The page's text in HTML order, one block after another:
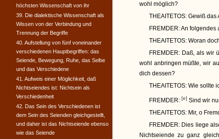
wohl möglich?
THEAITETOS: Gewiß das
FREMDER:An folgendes
THEAITETOS: Woran
FREMDER: Daß, als wir
wohl anbringen müßte, wir
dich dessen?
THEAITETOS: Wie sollte
FREMDER: [e] Sind wir
THEAITETOS: Mir, o
FREMDER: Dies liege
Nichtseiende zu ganz
höchsten Wissenschaft von ihr
39. Die dialektische Wissenschaft als
Wissen von der Verbindung und
Trennung der Begriffe
40. Aufstellung von fünf voneinander
verschiedenen Hauptbegriffen: das
Seiende, Bewegung, Ruhe, das Selbe
und das Verschiedene
41. Aufweis einer Möglichkeit, daß
Nichtseiendes ist: Nichtsein als
Verschiedenheit
42. Das Sein des Verschiedenen ist
dem Sein des Seienden gleichgestellt,
und daher ist das Nichtseiende ebenso
wie das Seiende